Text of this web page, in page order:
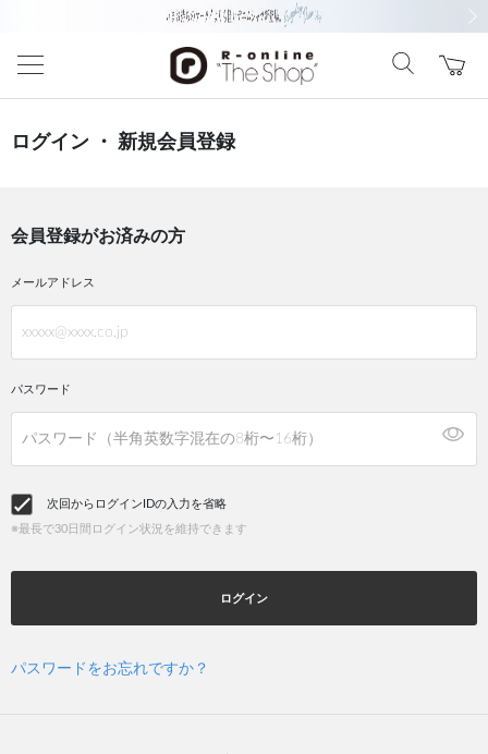
ログイン ・ 新規会員登録
会員登録がお済みの方
メールアドレス
パスワード
次回からログインIDの入力を省略
※最長で30日間ログイン状況を維持できます
ログイン
パスワードをお忘れですか？